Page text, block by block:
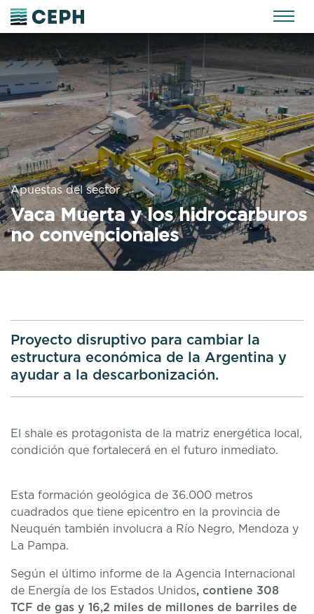
Apuestas del sector
Vaca Muerta y los hidrocarburos
no convencionales
Proyecto disruptivo para cambiar la
estructura económica de la Argentina y
ayudar a la descarbonización.
El shale es protagonista de la matriz energética local,
condición que fortalecerá en el futuro inmediato.
Esta formación geológica de 36.000 metros
cuadrados que tiene epicentro en la provincia de
Neuquén también involucra a Río Negro, Mendoza y
La Pampa.
Según el último informe de la Agencia Internacional
de Energía de los Estados Unidos, contiene 308
TCF de gas y 16,2 miles de millones de barriles de